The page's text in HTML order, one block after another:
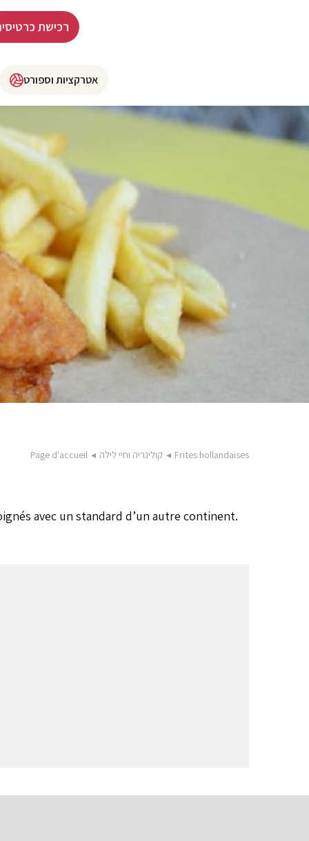
רכישת
אטרקציות וספורט
Page d'accueil ◂ קולינריה וחיי לילה ◂ Frites hollandaises
avec un standard d’un autre continent.